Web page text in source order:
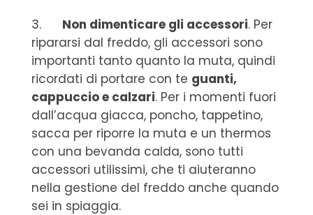
3. Non dimenticare gli accessori. Per
ripararsi dal freddo, gli accessori sono
importanti tanto quanto la muta, quindi
ricordati di portare con te guanti,
cappuccio e calzari. Per i momenti fuori
dall’acqua giacca, poncho, tappetino,
sacca per riporre la muta e un thermos
con una bevanda calda, sono tutti
accessori utilissimi, che ti aiuteranno
nella gestione del freddo anche quando
sei in spiaggia.